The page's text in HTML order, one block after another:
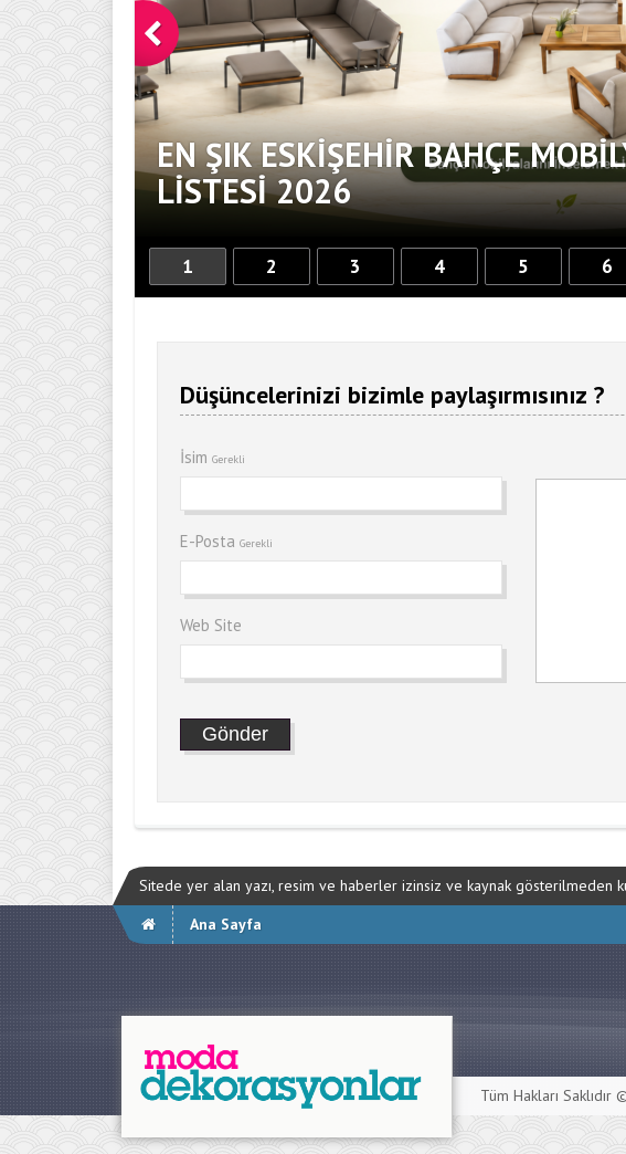
EN ŞIK ESKIŞEHIR BAHÇE
LISTESI 2026
1 2 3 4 5 6
Düşüncelerinizi bizimle paylaşırmısınız ?
İsim Gerekli
E-Posta Gerekli
Web Site
Sitede yer alan yazı, resim ve haberler izinsiz ve kaynak gösterilmeden
Ana Sayfa
Tüm Hakları Saklıdır